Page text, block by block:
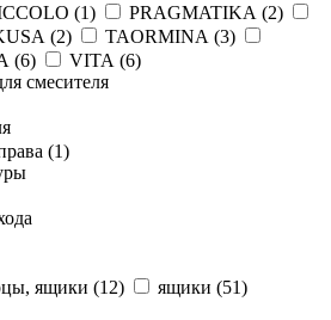
(1) PRAGMATIKA (2)
(2) TAORMINA (3)
(6) VITA (6)
смесителя
(1)
ящики (12) ящики (51)